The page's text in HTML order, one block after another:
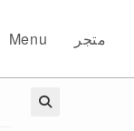
Menu متجر